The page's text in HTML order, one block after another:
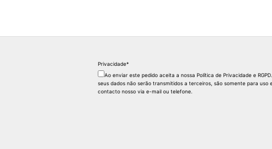
Privacidade*
Ao enviar este pedido aceita a nossa Política de Privacidade e
seus dados não serão transmitidos a terceiros, são somente para uso
contacto nosso via e-mail ou telefone.